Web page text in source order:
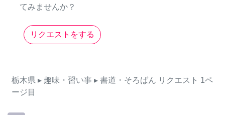
てみませんか？
リクエストをする
栃木県 ▸ 趣味・習い事 ▸ 書道・そろばん リクエスト 1ペ
ージ目